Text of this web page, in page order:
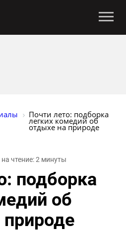
Почти лето: подборка
легких комедий об
отдыхе на природе
чтение: 2 минуты
подборка
об